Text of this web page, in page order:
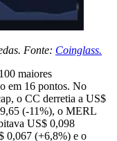
Fonte: Coinglass.
maiores
em 16 pontos. No
o CC derretia a US$
(-11%), o MERL
US$ 0,098
0,067 (+6,8%) e o